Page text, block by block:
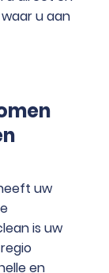
u aan
uw
is uw
en